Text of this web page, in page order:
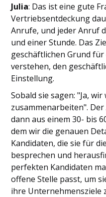
Julia: Das ist eine gute
Vertriebsentdeckung
Anrufe, und jeder Anruf
und einer Stunde. Das
geschäftlichen Grund
verstehen, den
Einstellung.
Sobald sie sagen: "Ja,
zusammenarbeiten".
dann aus einem 30- bis
dem wir die genauen
Kandidaten, die sie für
besprechen und
perfekten Kandidaten
offene Stelle passt, um
ihre Unternehmensziele